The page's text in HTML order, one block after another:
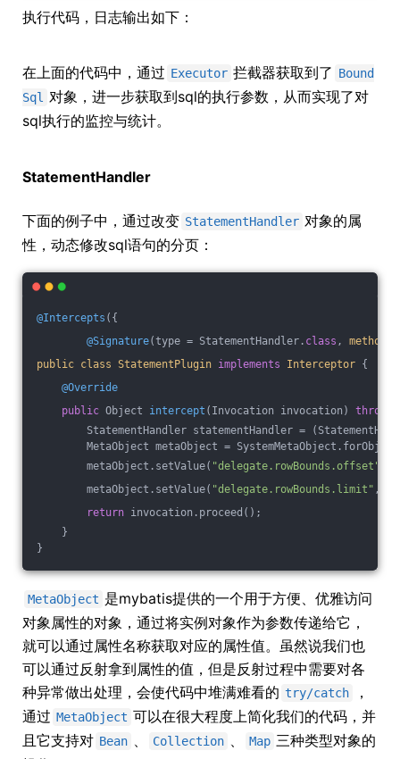
执行代码，日志输出如下：
在上面的代码中，通过 Executor 拦截器获取到了 Bound
Sql 对象，进一步获取到sql的执行参数，从而实现了对
sql执行的监控与统计。
StatementHandler
下面的例子中，通过改变 StatementHandler 对象的属
性，动态修改sql语句的分页：
@Intercepts ({
@Signature(type = StatementHandler . class , method
public class StatementPlugin implements Interceptor {
@Override
public Object intercept (Invocation invocation) throws
StatementHandler statementHandler =
MetaObject metaObject =
metaObject.setValue( "delegate.rowBounds.offset"
metaObject.setValue( "delegate.rowBounds.limit" ,
return invocation.proceed();
}
}
MetaObject 是mybatis提供的一个用于方便、优雅访问
对象属性的对象，通过将实例对象作为参数传递给它，
就可以通过属性名称获取对应的属性值。虽然说我们也
可以通过反射拿到属性的值，但是反射过程中需要对各
种异常做出处理，会使代码中堆满难看的 try/catch
，
通过 MetaObject 可以在很大程度上简化我们的代码，并
且它支持对 Bean 、 Collection 、 Map 三种类型对象的